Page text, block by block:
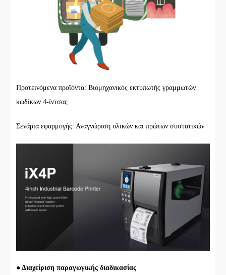
Προτεινόμενα προϊόντα: Βιομηχανικός εκτυπωτής γραμμωτών
κωδίκων 4-ίντσας
Σενάρια εφαρμογής: Αναγνώριση υλικών και πρώτων συστατικών
● Διαχείριση παραγωγικής διαδικασίας